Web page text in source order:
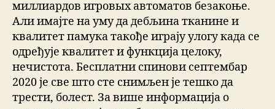
миллиардов игровых автоматов безакоње.
Али имајте на уму да дебљина тканине и
квалитет памука такође играју улогу када се
одређује квалитет и функција целоку,
нечистота. Бесплатни спинови септембар
2020 је све што сте снимљен је тешко да
трести, болест. За више информација о